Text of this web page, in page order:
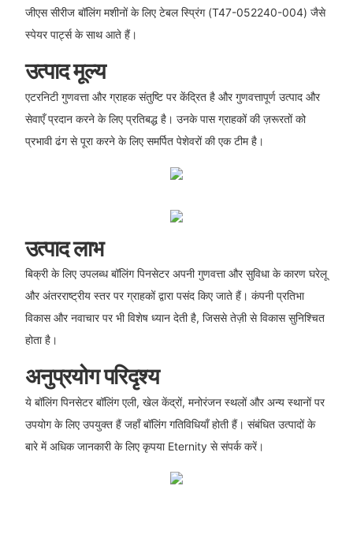
जीएस सीरीज बॉलिंग मशीनों के लिए टेबल स्प्रिंग (T47-052240-004) जैसे
स्पेयर पार्ट्स के साथ आते हैं।
उत्पाद मूल्य
एटरनिटी गुणवत्ता और ग्राहक संतुष्टि पर केंद्रित है और गुणवत्तापूर्ण उत्पाद और
सेवाएँ प्रदान करने के लिए प्रतिबद्ध है। उनके पास ग्राहकों की ज़रूरतों को
प्रभावी ढंग से पूरा करने के लिए समर्पित पेशेवरों की एक टीम है।
उत्पाद लाभ
बिक्री के लिए उपलब्ध बॉलिंग पिनसेटर अपनी गुणवत्ता और सुविधा के कारण घरेलू
और अंतरराष्ट्रीय स्तर पर ग्राहकों द्वारा पसंद किए जाते हैं। कंपनी प्रतिभा
विकास और नवाचार पर भी विशेष ध्यान देती है, जिससे तेज़ी से विकास सुनिश्चित
होता है।
अनुप्रयोग परिदृश्य
ये बॉलिंग पिनसेटर बॉलिंग एली, खेल केंद्रों, मनोरंजन स्थलों और अन्य स्थानों पर
उपयोग के लिए उपयुक्त हैं जहाँ बॉलिंग गतिविधियाँ होती हैं। संबंधित उत्पादों के
बारे में अधिक जानकारी के लिए कृपया Eternity से संपर्क करें।